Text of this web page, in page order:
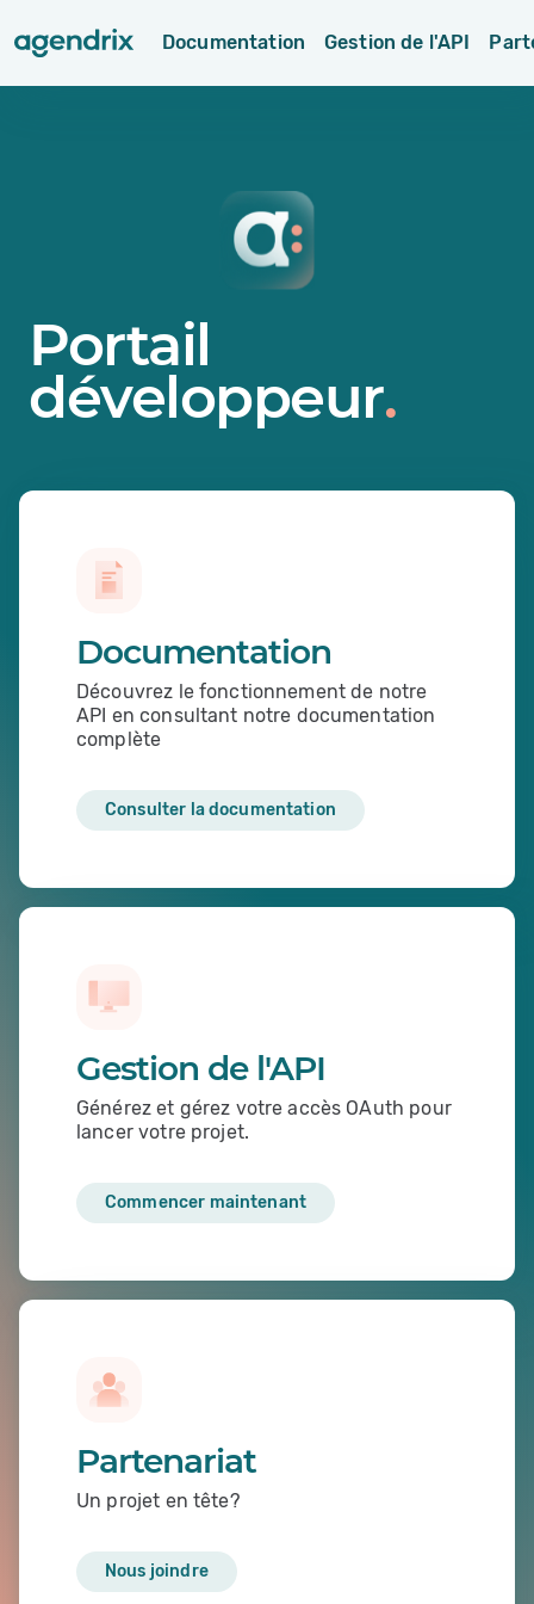
Documentation Gestion de l'API
Portail
développeur
Documentation
Découvrez le fonctionnement de notre
API en consultant notre documentation
complète
Consulter la documentation
Gestion de l'API
Générez et gérez votre accès OAuth pour
lancer votre projet.
Commencer maintenant
Partenariat
Un projet en tête?
Nous joindre